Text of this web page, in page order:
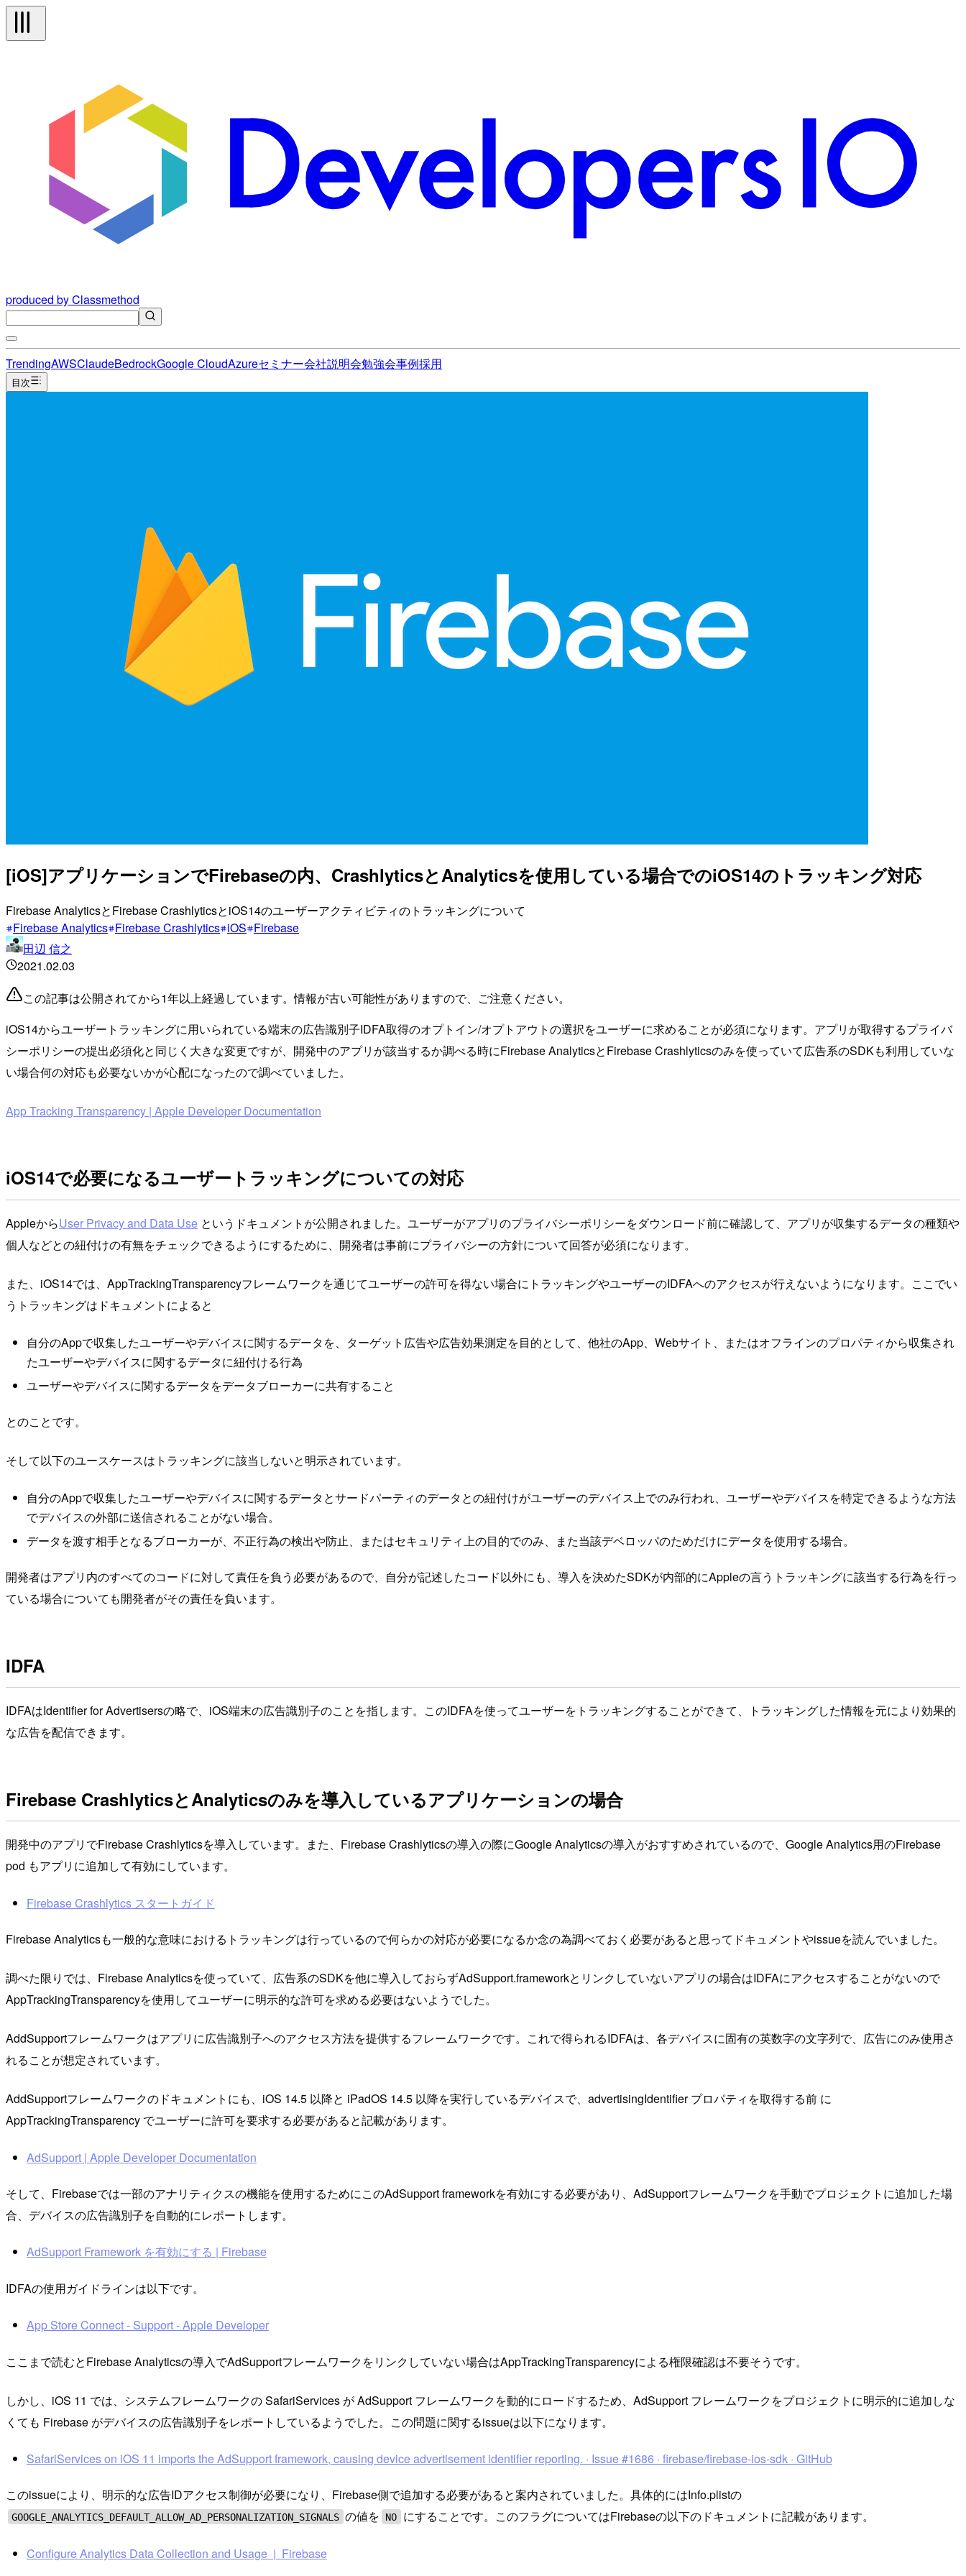
produced by Classmethod
TrendingAWSClaudeBedrockGoogle CloudAzureセミナー会社説明会勉強会事例採用
目次
[iOS]アプリケーションでFirebaseの内、CrashlyticsとAnalyticsを使用している場合でのiOS14のトラッキング対応
Firebase AnalyticsとFirebase CrashlyticsとiOS14のユーザーアクティビティのトラッキングについて
Firebase Analytics Firebase Crashlytics iOS Firebase
田辺 信之
2021.02.03
この記事は公開されてから1年以上経過しています。情報が古い可能性がありますので、ご注意ください。
iOS14からユーザートラッキングに用いられている端末の広告識別子IDFA取得のオプトイン/オプトアウトの選択をユーザーに求めることが必須になります。アプリが取得するプライバ
シーポリシーの提出必須化と同じく大きな変更ですが、開発中のアプリが該当するか調べる時にFirebase AnalyticsとFirebase Crashlyticsのみを使っていて広告系のSDKも利用していな
い場合何の対応も必要ないかが心配になったので調べていました。
App Tracking Transparency | Apple Developer Documentation
iOS14で必要になるユーザートラッキングについての対応
AppleからUser Privacy and Data Use というドキュメントが公開されました。ユーザーがアプリのプライバシーポリシーをダウンロード前に確認して、アプリが収集するデータの種類や
個人などとの紐付けの有無をチェックできるようにするために、開発者は事前にプライバシーの方針について回答が必須になります。
また、iOS14では、AppTrackingTransparencyフレームワークを通じてユーザーの許可を得ない場合にトラッキングやユーザーのIDFAへのアクセスが行えないようになります。ここでい
うトラッキングはドキュメントによると
自分のAppで収集したユーザーやデバイスに関するデータを、ターゲット広告や広告効果測定を目的として、他社のApp、Webサイト、またはオフラインのプロパティから収集され
たユーザーやデバイスに関するデータに紐付ける行為
ユーザーやデバイスに関するデータをデータブローカーに共有すること
とのことです。
そして以下のユースケースはトラッキングに該当しないと明示されています。
自分のAppで収集したユーザーやデバイスに関するデータとサードパーティのデータとの紐付けがユーザーのデバイス上でのみ行われ、ユーザーやデバイスを特定できるような方法
でデバイスの外部に送信されることがない場合。
データを渡す相手となるブローカーが、不正行為の検出や防止、またはセキュリティ上の目的でのみ、また当該デベロッパのためだけにデータを使用する場合。
開発者はアプリ内のすべてのコードに対して責任を負う必要があるので、自分が記述したコード以外にも、導入を決めたSDKが内部的にAppleの言うトラッキングに該当する行為を行っ
ている場合についても開発者がその責任を負います。
IDFA
IDFAはIdentifier for Advertisersの略で、iOS端末の広告識別子のことを指します。このIDFAを使ってユーザーをトラッキングすることができて、トラッキングした情報を元により効果的
な広告を配信できます。
Firebase CrashlyticsとAnalyticsのみを導入しているアプリケーションの場合
開発中のアプリでFirebase Crashlyticsを導入しています。また、Firebase Crashlyticsの導入の際にGoogle Analyticsの導入がおすすめされているので、Google Analytics用のFirebase
pod もアプリに追加して有効にしています。
Firebase Crashlytics スタートガイド
Firebase Analyticsも一般的な意味におけるトラッキングは行っているので何らかの対応が必要になるか念の為調べておく必要があると思ってドキュメントやissueを読んでいました。
調べた限りでは、Firebase Analyticsを使っていて、広告系のSDKを他に導入しておらずAdSupport.frameworkとリンクしていないアプリの場合はIDFAにアクセスすることがないので
AppTrackingTransparencyを使用してユーザーに明示的な許可を求める必要はないようでした。
AddSupportフレームワークはアプリに広告識別子へのアクセス方法を提供するフレームワークです。これで得られるIDFAは、各デバイスに固有の英数字の文字列で、広告にのみ使用さ
れることが想定されています。
AddSupportフレームワークのドキュメントにも、iOS 14.5 以降と iPadOS 14.5 以降を実行しているデバイスで、advertisingIdentifier プロパティを取得する前 に
AppTrackingTransparency でユーザーに許可を要求する必要があると記載があります。
AdSupport | Apple Developer Documentation
そして、Firebaseでは一部のアナリティクスの機能を使用するためにこのAdSupport frameworkを有効にする必要があり、AdSupportフレームワークを手動でプロジェクトに追加した場
合、デバイスの広告識別子を自動的にレポートします。
AdSupport Framework を有効にする | Firebase
IDFAの使用ガイドラインは以下です。
App Store Connect - Support - Apple Developer
ここまで読むとFirebase Analyticsの導入でAdSupportフレームワークをリンクしていない場合はAppTrackingTransparencyによる権限確認は不要そうです。
しかし、iOS 11 では、システムフレームワークの SafariServices が AdSupport フレームワークを動的にロードするため、AdSupport フレームワークをプロジェクトに明示的に追加しな
くても Firebase がデバイスの広告識別子をレポートしているようでした。この問題に関するissueは以下になります。
SafariServices on iOS 11 imports the AdSupport framework, causing device advertisement identifier reporting. · Issue #1686 · firebase/firebase-ios-sdk · GitHub
このissueにより、明示的な広告IDアクセス制御が必要になり、Firebase側で追加する必要があると案内されていました。具体的にはInfo.plistの
GOOGLE_ANALYTICS_DEFAULT_ALLOW_AD_PERSONALIZATION_SIGNALS の値を NO にすることです。このフラグについてはFirebaseの以下のドキュメントに記載があります。
Configure Analytics Data Collection and Usage | Firebase